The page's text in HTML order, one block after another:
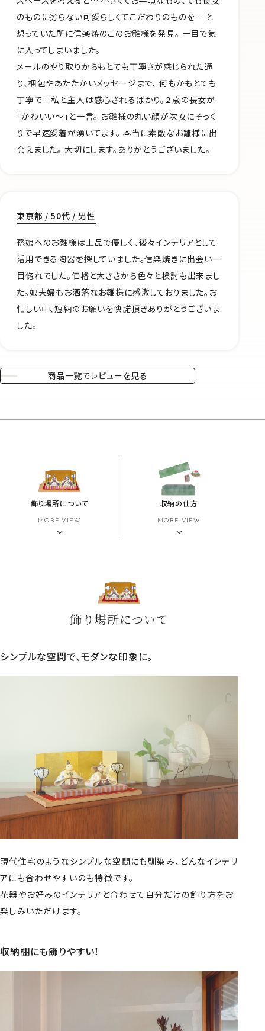
のものに劣らない可愛らしくてこだわりのものを… と
想っていた所に信楽焼のこのお雛様を発見。 一目で気
に入ってしまいました。
メールのやり取りからもとても丁寧さが感じられた通
り、梱包やあたたかいメッセージまで、 何もかもとても
丁寧で…私と主人は感心されるばかり。２歳の長女が
「かわいい～」と一言。 お雛様の丸い顔が次女にそっく
りで早速愛着が湧いてます。 本当に素敵なお雛様に出
会えました。 大切にします。ありがとうございました。
東京都 / 50代 / 男性
孫娘へのお雛様は上品で優しく、後々インテリアとして
活用できる陶器を探していました。信楽焼きに出会い一
目惚れでした。価格と大きさから色々と検討も出来まし
た。娘夫婦もお洒落なお雛様に感激しておりました。お
忙しい中、短納のお願いを快諾頂きありがとうございま
した。
商品一覧でレビューを見る
飾り場所について
MORE VIEW
収納の仕方
MORE VIEW
飾り場所について
シンプルな空間で、モダンな印象に。
現代住宅のようなシンプルな空間にも馴染み、どんなインテリ
アにも合わせやすいのも特徴です。
花器やお好みのインテリアと合わせて自分だけの飾り方をお
楽しみいただけます。
収納棚にも飾りやすい！